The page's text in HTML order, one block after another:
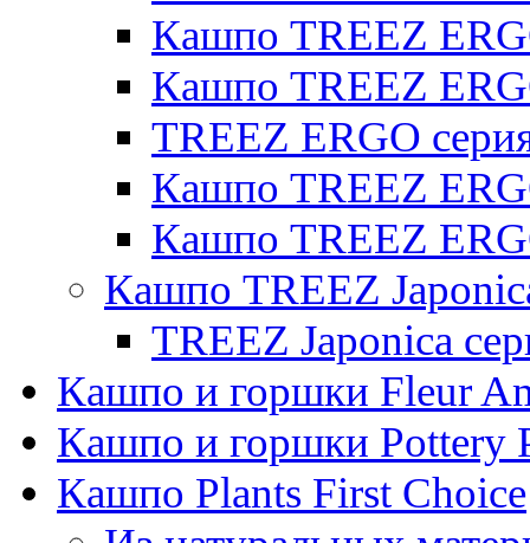
Кашпо TREEZ
Кашпо TREEZ
TREEZ ERGO
Кашпо TREEZ
Кашпо TREEZ
Кашпо TREEZ
TREEZ Japonica
Кашпо и горшки Fleur
Кашпо и горшки Pottery
Кашпо Plants First Choice